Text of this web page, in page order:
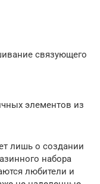
связующего
элементов из
лишь о создании
набора
любители и